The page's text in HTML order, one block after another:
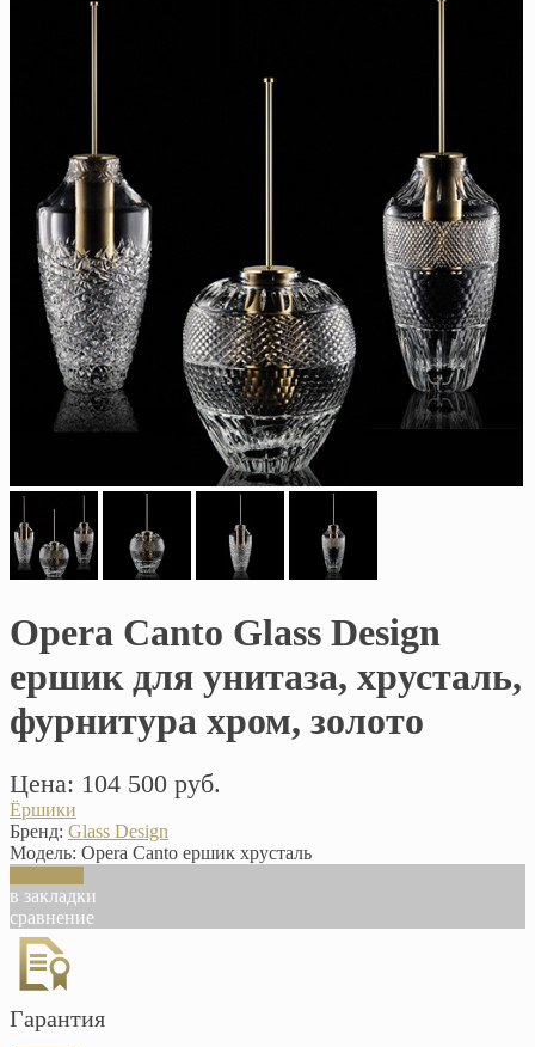
Opera Canto Glass Design
ершик для унитаза, хрусталь,
фурнитура хром, золото
Цена: 104 500 руб.
Ёршики
Бренд: Glass Design
Модель: Opera Canto ершик хрусталь
в закладки
сравнение
Гарантия